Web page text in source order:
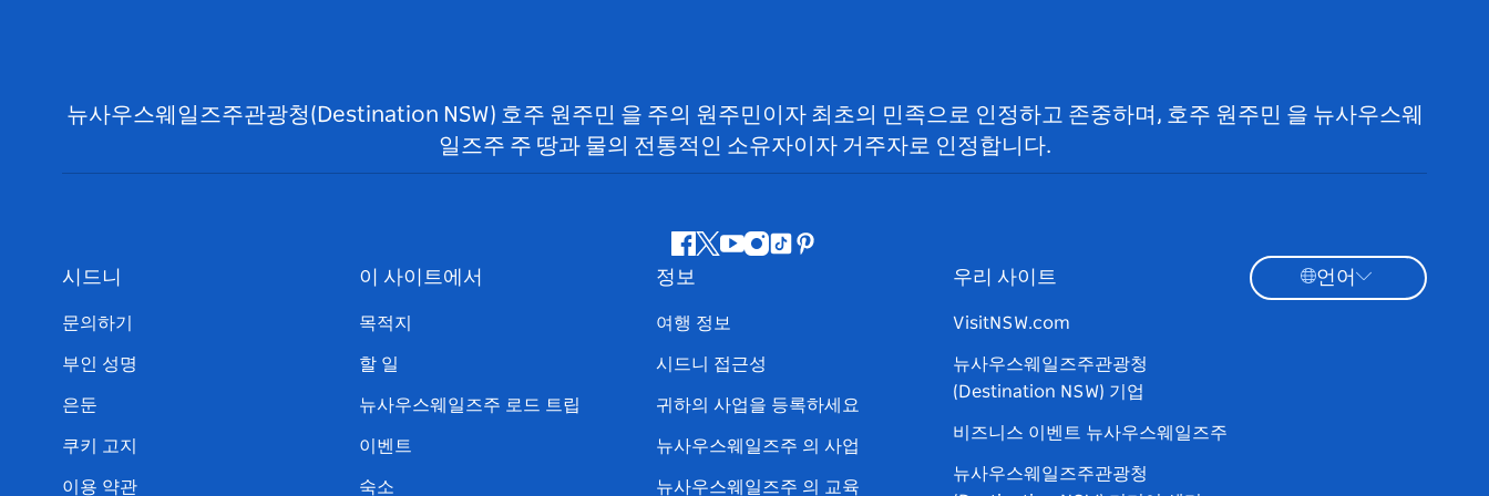
뉴사우스웨일즈주관광청(Destination NSW) 호주 원주민 을 주의 원주민이자 최초의 민족으로 인정하고 존중하며, 호주 원주민 을 뉴사우스웨
일즈주 주 땅과 물의 전통적인 소유자이자 거주자로 인정합니다.
페
이
지 유 인
램
틱
핀
시드니
문의하기
부인 성명
은둔
쿠키 고지
이용 약관
이 사이트에서
목적지
할 일
뉴사우스웨일즈주 로드 트립
이벤트
숙소
정보
여행 정보
시드니 접근성
귀하의 사업을 등록하세요
뉴사우스웨일즈주 의 사업
뉴사우스웨일즈주 의 교육
우리 사이트
VisitNSW.com
뉴사우스웨일즈주관광청
(Destination NSW) 기업
비즈니스 이벤트 뉴사우스웨일즈주
뉴사우스웨일즈주관광청
언어